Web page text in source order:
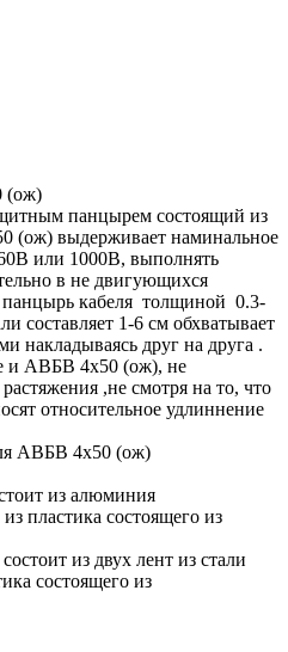
(ож)
панцырем состоящий из
(ож) выдерживает наминальное
или 1000В, выполнять
в не двигующихся
кабеля толщиной 0.3-
составляет 1-6 см обхватывает
накладываясь друг на друга .
и АВБВ 4х50 (ож), не
,не смотря на то, что
относительное удлиннение
АВБВ 4х50 (ож)
из алюминия
пластика состоящего из
из двух лент из стали
состоящего из